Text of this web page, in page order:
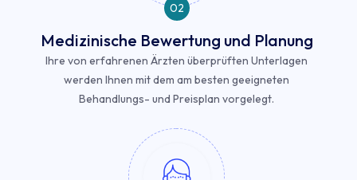
02
Medizinische Bewertung und Planung
Ihre von erfahrenen Ärzten überprüften Unterlagen
werden Ihnen mit dem am besten geeigneten
Behandlungs- und Preisplan vorgelegt.